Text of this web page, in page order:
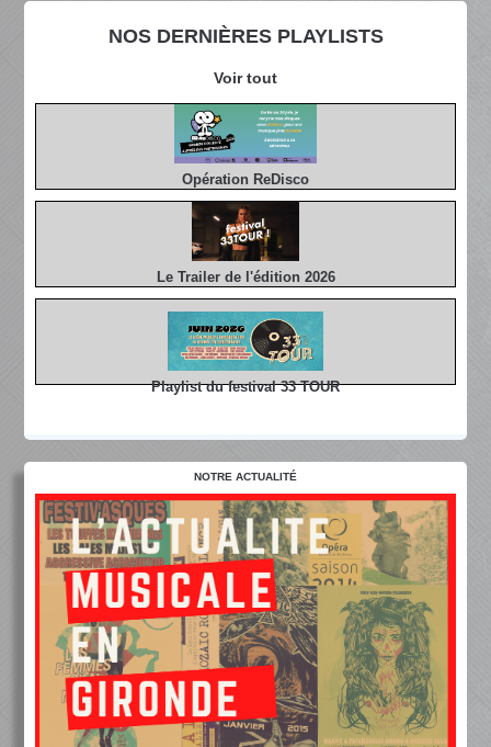
NOS DERNIÈRES PLAYLISTS
Voir tout
Opération ReDisco
Le Trailer de l'édition 2026
Playlist du festival 33 TOUR
NOTRE ACTUALITÉ